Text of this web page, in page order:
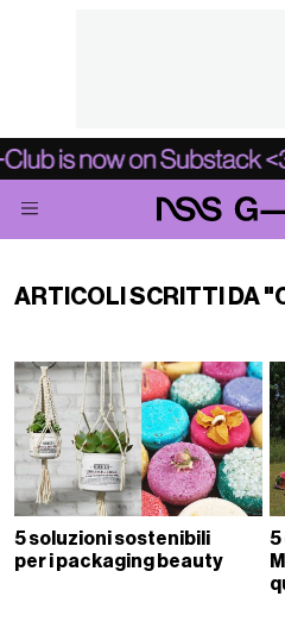
ARTICOLI SCRITTI DA
5 soluzioni sostenibili
per i packaging beauty
5